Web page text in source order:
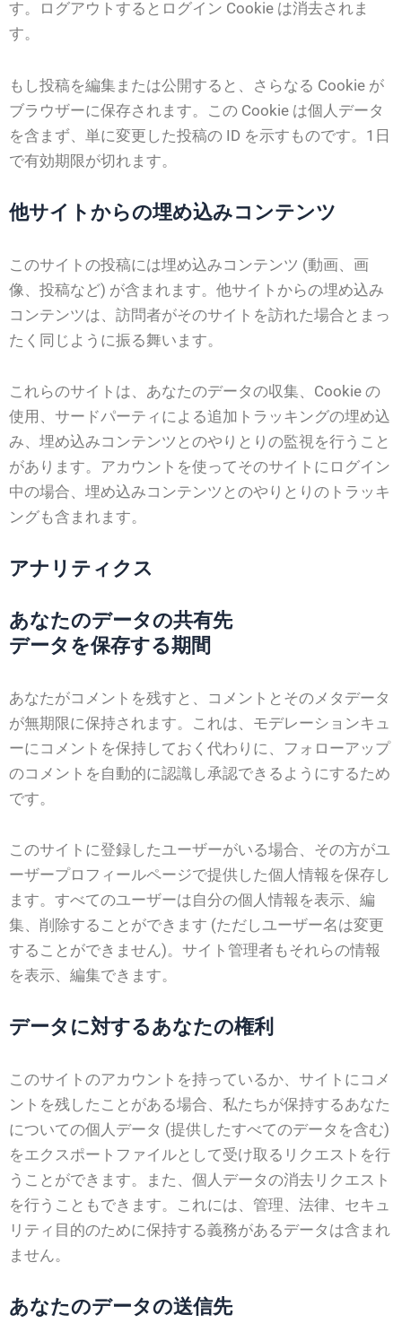
す。ログアウトするとログイン Cookie は消去されま
す。
もし投稿を編集または公開すると、さらなる Cookie が
ブラウザーに保存されます。この Cookie は個人データ
を含まず、単に変更した投稿の ID を示すものです。1日
で有効期限が切れます。
他サイトからの埋め込みコンテンツ
このサイトの投稿には埋め込みコンテンツ (動画、画
像、投稿など) が含まれます。他サイトからの埋め込み
コンテンツは、訪問者がそのサイトを訪れた場合とまっ
たく同じように振る舞います。
これらのサイトは、あなたのデータの収集、Cookie の
使用、サードパーティによる追加トラッキングの埋め込
み、埋め込みコンテンツとのやりとりの監視を行うこと
があります。アカウントを使ってそのサイトにログイン
中の場合、埋め込みコンテンツとのやりとりのトラッキ
ングも含まれます。
アナリティクス
あなたのデータの共有先
データを保存する期間
あなたがコメントを残すと、コメントとそのメタデータ
が無期限に保持されます。これは、モデレーションキュ
ーにコメントを保持しておく代わりに、フォローアップ
のコメントを自動的に認識し承認できるようにするため
です。
このサイトに登録したユーザーがいる場合、その方がユ
ーザープロフィールページで提供した個人情報を保存し
ます。すべてのユーザーは自分の個人情報を表示、編
集、削除することができます (ただしユーザー名は変更
することができません)。サイト管理者もそれらの情報
を表示、編集できます。
データに対するあなたの権利
このサイトのアカウントを持っているか、サイトにコメ
ントを残したことがある場合、私たちが保持するあなた
についての個人データ (提供したすべてのデータを含む)
をエクスポートファイルとして受け取るリクエストを行
うことができます。また、個人データの消去リクエスト
を行うこともできます。これには、管理、法律、セキュ
リティ目的のために保持する義務があるデータは含まれ
ません。
あなたのデータの送信先